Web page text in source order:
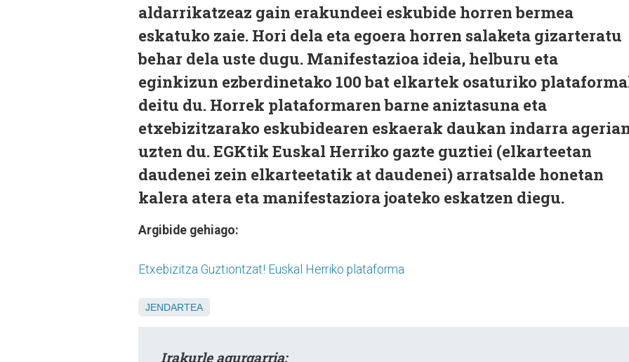
aldarrikatzeaz gain erakundeei eskubide horren bermea
eskatuko zaie. Hori dela eta egoera horren salaketa gizarteratu
behar dela uste dugu. Manifestazioa ideia, helburu eta
eginkizun ezberdinetako 100 bat elkartek osaturiko
deitu du. Horrek plataformaren barne aniztasuna eta
etxebizitzarako eskubidearen eskaerak daukan indarra
uzten du. EGKtik Euskal Herriko gazte guztiei (elkarteetan
daudenei zein elkarteetatik at daudenei) arratsalde honetan
kalera atera eta manifestaziora joateko eskatzen diegu.
Argibide gehiago:
Etxebizitza Guztiontzat! Euskal Herriko plataforma
JENDARTEA
Irakurle agurgarria: